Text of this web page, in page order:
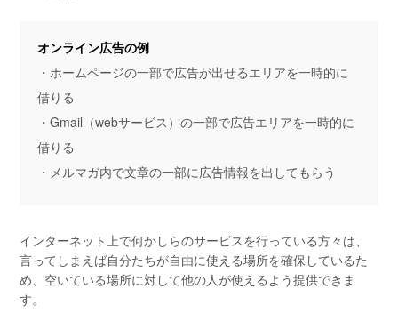
オンライン広告の例
・ホームページの一部で広告が出せるエリアを一時的に
借りる
・Gmail（webサービス）の一部で広告エリアを一時的に
借りる
・メルマガ内で文章の一部に広告情報を出してもらう
インターネット上で何かしらのサービスを行っている方々は、
言ってしまえば自分たちが自由に使える場所を確保しているた
め、空いている場所に対して他の人が使えるよう提供できま
す。